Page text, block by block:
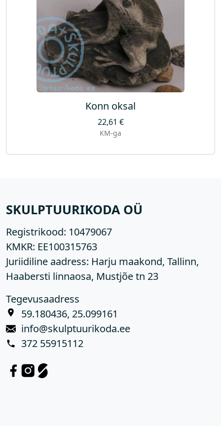
Konn oksal
22,61 €
KM-ga
SKULPTUURIKODA OÜ
Registrikood: 10479067
KMKR: EE100315763
Juriidiline aadress: Harju maakond, Tallinn,
Haabersti linnaosa, Mustjõe tn 23
Tegevusaadress
59.180436, 25.099161
info@skulptuurikoda.ee
372 55915112